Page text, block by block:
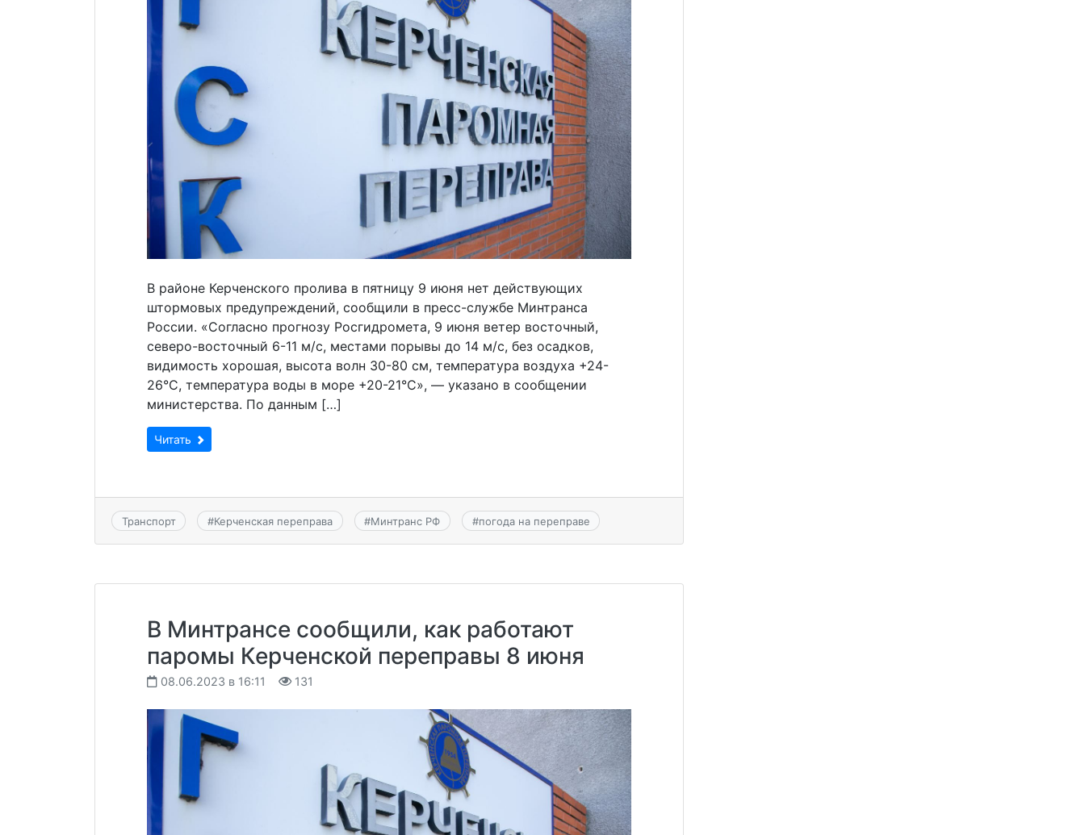
В районе Керченского пролива в пятницу 9 июня нет действующих
штормовых предупреждений, сообщили в пресс-службе Минтранса
России. «Согласно прогнозу Росгидромета, 9 июня ветер восточный,
северо-восточный 6-11 м/с, местами порывы до 14 м/с, без осадков,
видимость хорошая, высота волн 30-80 см, температура воздуха +24-
26°С, температура воды в море +20-21°С», — указано в сообщении
министерства. По данным […]
Читать
Транспорт #Керченская переправа #Минтранс РФ #погода на переправе
В Минтрансе сообщили, как работают
паромы Керченской переправы 8 июня
08.06.2023 в 16:11 131